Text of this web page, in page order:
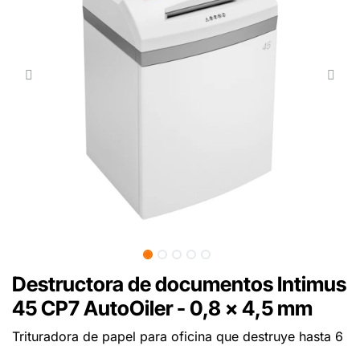
Destructora de documentos Intimus
45 CP7 AutoOiler - 0,8 x 4,5 mm
Trituradora de papel para oficina que destruye hasta 6